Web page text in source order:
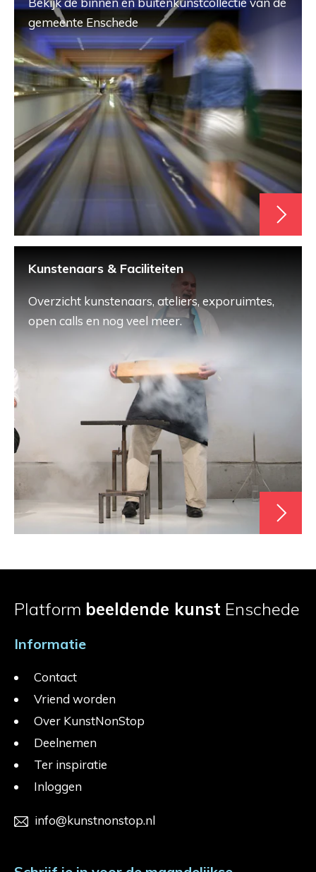
gemeente Enschede
Kunstenaars & Faciliteiten
Overzicht kunstenaars, ateliers, exporuimtes,
open calls en nog veel meer.
Platform beeldende kunst Enschede
Informatie
Contact
Vriend worden
Over KunstNonStop
Deelnemen
Ter inspiratie
Inloggen
info@kunstnonstop.nl